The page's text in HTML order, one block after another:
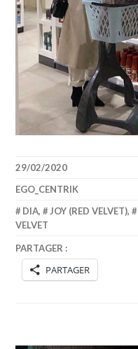
29/02/2020
EGO_CENTRIK
DIA, JOY (RED VELVET),
VELVET
PARTAGER :
PARTAGER